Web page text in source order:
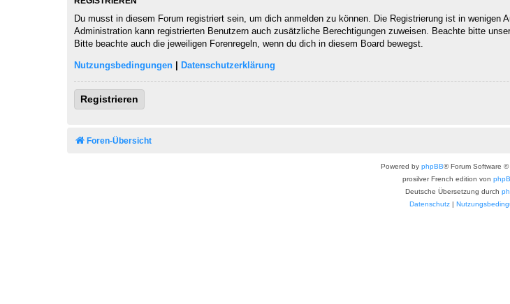
Du musst in diesem Forum registriert sein, um dich anmelden zu können. Die Registrierung ist in
Administration kann registrierten Benutzern auch zusätzliche Berechtigungen zuweisen. Beachte bitte
Bitte beachte auch die jeweiligen Forenregeln, wenn du dich in diesem Board bewegst.
Nutzungsbedingungen Datenschutzerklärung
Registrieren
Foren-Übersicht
Powered by phpBB® Forum Software ©
prosilver French edition von
Deutsche Übersetzung durch
Datenschutz|